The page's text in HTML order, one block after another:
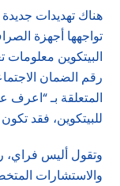
هناك تهديدات جديدة
تواجهها أجهزة
البيتكوين
رقم الضمان
المتعلقة بـ “اعرف
للبيتكوين، فقد
وتقول أليس فراي،